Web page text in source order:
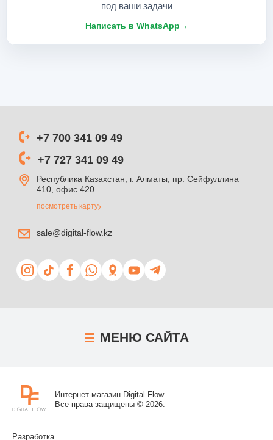
под ваши задачи
Написать в WhatsApp→
+7 700 341 09 49
+7 727 341 09 49
Республика Казахстан, г. Алматы, пр. Сейфуллина
410, офис 420
посмотреть карту
sale@digital-flow.kz
МЕНЮ САЙТА
Интернет-магазин Digital Flow
Все права защищены © 2026.
Разработка